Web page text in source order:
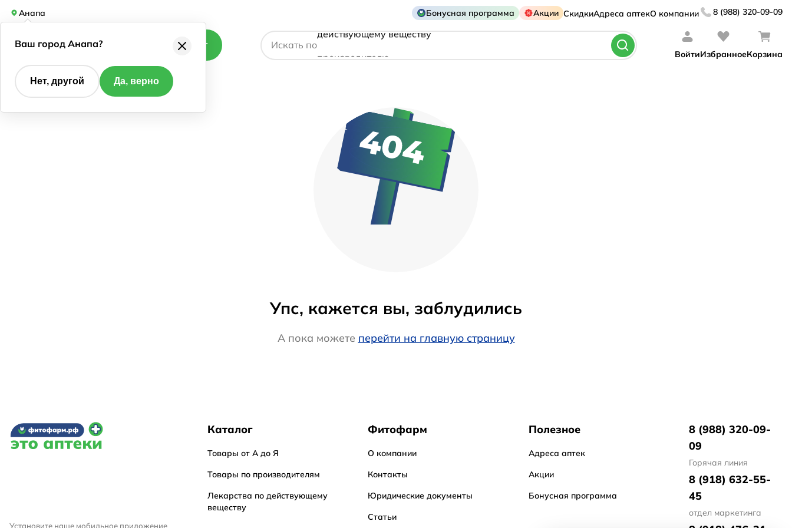
Анапа Бонусная программа Акции СкидкиАдреса аптекО компании 8 (988) 320-09-09
Каталог Искать по
действующему веществу
производителю
ВойтиИзбранноеКорзина
Упс, кажется вы, заблудились
А пока можете перейти на главную страницу
Установите наше мобильное приложение
Каталог
Товары от А до Я
Товары по производителям
Лекарства по действующему
веществу
Фитофарм
О компании
Контакты
Юридические документы
Статьи
Полезное
Адреса аптек
Акции
Бонусная программа
8 (988) 320-09-
09
Горячая линия
8 (918) 632-55-
45
отдел маркетинга
Ваш город Анапа?
Нет, другой Да, верно